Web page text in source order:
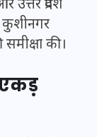
उत्तर प्रदेश
कुशीनगर
की।